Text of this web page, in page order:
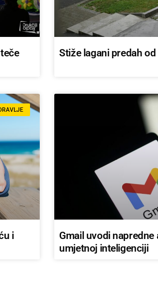
Stiže lagani predah
i
Gmail uvodi napredne
umjetnoj inteligenciji